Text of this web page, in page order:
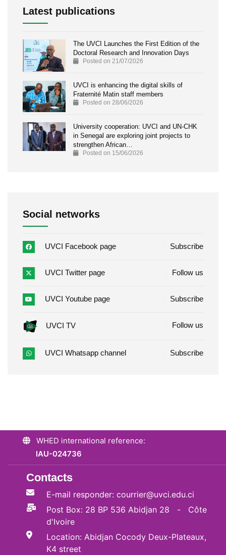
Latest publications
The UVCI Launches the First Edition of the
Doctoral Research and Innovation Days
Posted on 21/07/2026
UVCI is enhancing the digital skills of
Fraternité Matin staff members
Posted on 28/06/2026
University cooperation: UVCI and UN-CHK
in Senegal are exploring joint projects to
strengthen African…
Posted on 15/06/2026
Social networks
UVCI Facebook page Subscribe
UVCI Twitter page Follow us
UVCI Youtube page Subscribe
UVCI TV Follow us
UVCI Whatsapp channel Subscribe